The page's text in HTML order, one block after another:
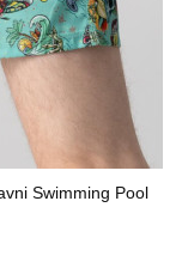
Swimming Pool